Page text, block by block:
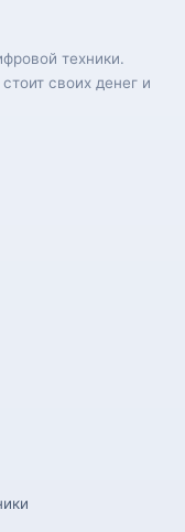
техники.
своих денег и